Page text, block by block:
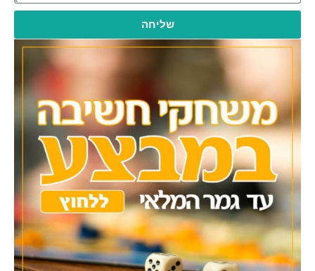
שליחה